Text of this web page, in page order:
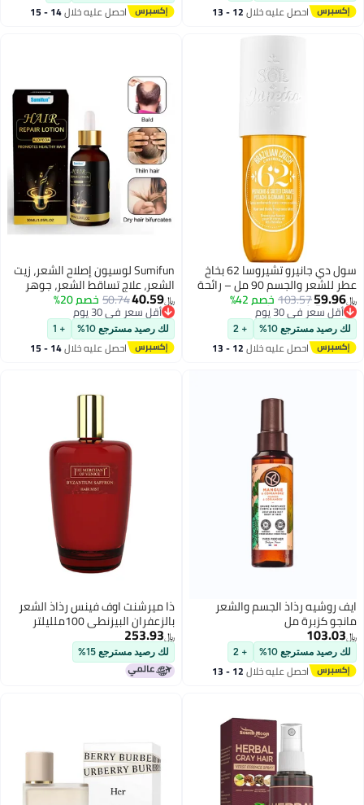
احصل عليه خلال 12 - 13 احصل عليه خلال 14 - 15
سول دي جانيرو تشيروسا 62 بخاخ
عطر للشعر والجسم 90 مل – رائحة
الفستق والكراميل المملح الدافئة،
عطر يدوم طويلاً للشعر والجسم
﷼‏59.96
103.57خصم 42% #8 في رذاذ الشعر
أقل سعر في 30 يوم
#8 في رذاذ الشعر
لك رصيد مسترجع 10% + 2
احصل عليه خلال 12 - 13
Sumifun لوسيون إصلاح الشعر، زيت
الشعر، علاج تساقط الشعر، جوهر
نمو الشعر المرطب المضاد
للتساقط، تعزيز صحة الشعر، تقوية
نمو الشعر 30 مل
﷼‏40.59
50.74خصم 20%
أقل سعر في 30 يوم
أقل سعر في 30 يوم
لك رصيد مسترجع 10% + 1
احصل عليه خلال 14 - 15
ايف روشيه رذاذ الجسم والشعر
مانجو كزبرة مل
﷼‏103.03
لك رصيد مسترجع 10% + 2
احصل عليه خلال 12 - 13
ذا ميرشنت اوف فينس رذاذ الشعر
بالزعفران البيزنطي 100ملليلتر
﷼‏253.93
لك رصيد مسترجع 15%